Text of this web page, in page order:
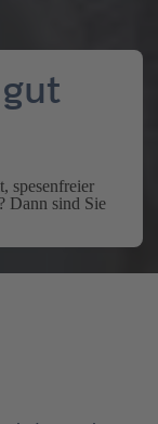
spesenfreier
Dann sind Sie